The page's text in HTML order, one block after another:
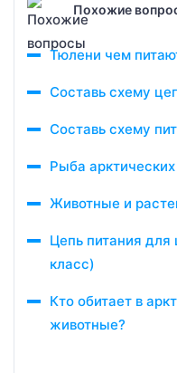
Похожие
Тюлени чем
Составь схему
Составь схему
Рыба
Животные и
Цепь питания
класс)
Кто обитает в
животные?